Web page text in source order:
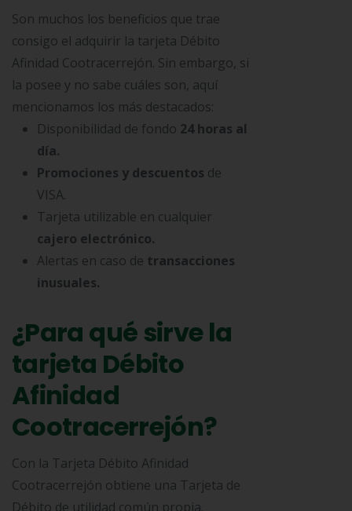
Son muchos los beneficios que trae
consigo el adquirir la tarjeta Débito
Afinidad Cootracerrejón. Sin embargo, si
la posee y no sabe cuáles son, aquí
mencionamos los más destacados:
Disponibilidad de fondo 24 horas al
día.
Promociones y descuentos de
VISA.
Tarjeta utilizable en cualquier
cajero electrónico.
Alertas en caso de transacciones
inusuales.
¿Para qué sirve la
tarjeta Débito
Afinidad
Cootracerrejón?
Con la Tarjeta Débito Afinidad
Cootracerrejón obtiene una Tarjeta de
Débito de utilidad común propia.